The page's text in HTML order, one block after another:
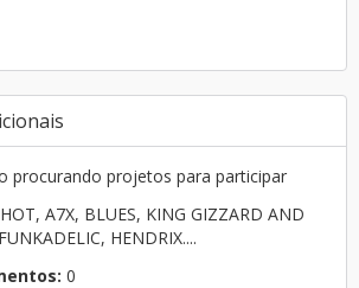
procurando projetos para participar
A7X, BLUES, KING GIZZARD AND
HENDRIX....
0